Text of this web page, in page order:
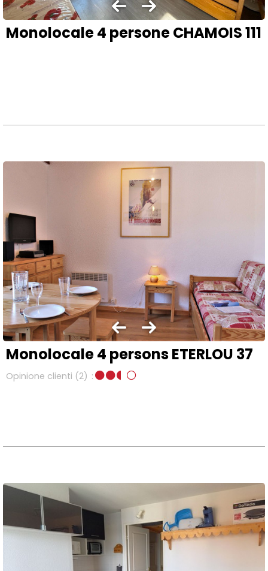
Monolocale 4 persone CHAMOIS 111
Monolocale 4 persons ETERLOU 37
Opinione clienti (2)